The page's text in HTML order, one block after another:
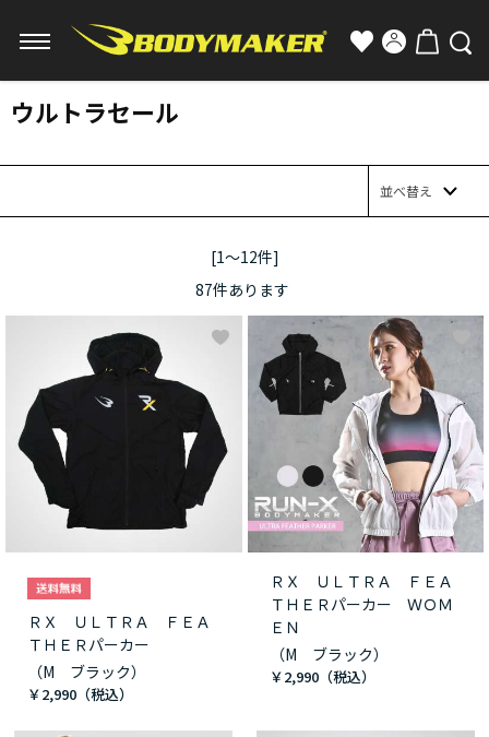
ウルトラセール
並べ替え
[1～12件]
87件あります
ＲＸ ＵＬＴＲＡ ＦＥＡ
ＴＨＥＲパーカー
（M ブラック）
￥2,990
ＲＸ ＵＬＴＲＡ ＦＥＡ
ＴＨＥＲパーカー ＷＯＭ
ＥＮ
（M ブラック）
￥2,990